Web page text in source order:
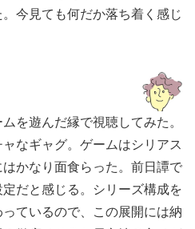
今見ても何だか落ち着く感じ
を遊んだ縁で視聴してみた。
なギャグ。ゲームはシリアス
かなり面食らった。前日譚で
だと感じる。シリーズ構成を
ているので、この展開には納